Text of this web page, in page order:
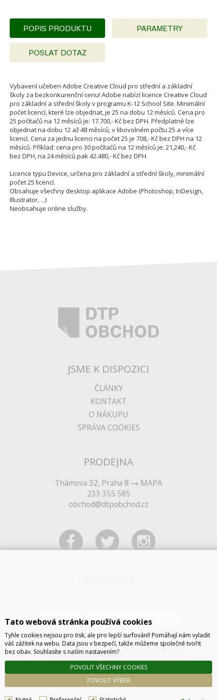
POPIS PRODUKTU PARAMETRY
POSLAT DOTAZ
Vybavení učeben Adobe Creative Cloud pro střední a základní
školy za bezkonkurenční cenu! Adobe nabízí licence Creative Cloud
pro základní a střední školy v programu K-12 School Site. Minimální
počet licencí, které lze objednat, je 25 na dobu 12 měsíců. Cena pro
25 počítačů na 12 měsíců je: 17.700,- Kč bez DPH. Předplatné lze
objednat na dobu 12 až 48 měsíců, v libovolném počtu 25 a více
licencí. Cena za jednu licenci na počet 25 je 708,- Kč bez DPH na 12
měsíců. Příklad: cena pro 30 počítačů na 12 měsíců je: 21,240,- Kč
bez DPH, na 24 měsíců pak 42.480,- Kč bez DPH.
Licence typu Device, určena pro základní a střední školy, minimální
počet 25 licencí.
Obsahuje všechny desktop aplikace Adobe (Photoshop, InDesign,
Illustrator, ...)
Neobsahuje online služby.
JSME K DISPOZICI
ČLÁNKY
KONTAKT
O NÁKUPU
SPRÁVA COOKIES
PRODEJNA
Thámova 32, Praha 8
MAPA
233 355 585
obchod@dtpobchod.cz
ODESLAT
Tato webová stránka používá cookies
Tyhle cookies nejsou pro tisk, ale pro lepší surfování! Pomáhají nám vyladit
váš zážitek na webu. Data jsou v bezpečí, takže můžeme společně tvořit
bez obav. Souhlasíte s naším nastavením?
POVOLIT VÝBĚR
POVOLIT VŠECHNY COOKIES